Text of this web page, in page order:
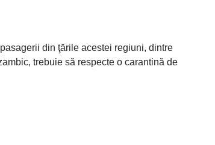
din ţările acestei regiuni, dintre
trebuie să respecte o carantină de